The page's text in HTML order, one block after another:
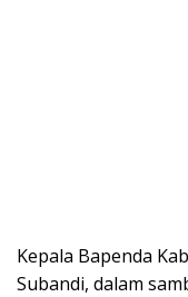
Kepala Bapenda
Subandi, dalam